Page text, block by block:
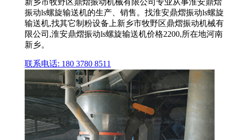
振动ls螺旋输送机的生产、销售。找淮安鼎熠振动ls螺旋
输送机,找其它制粉设备上新乡市牧野区鼎熠振动机械有
限公司,淮安鼎熠振动ls螺旋输送机价格2200,所在地河南
新乡。
联系电话: 180 3780 8511